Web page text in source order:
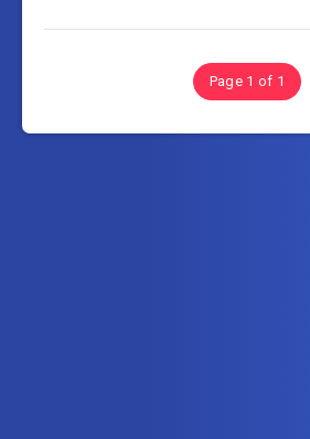
Page 1 of 1